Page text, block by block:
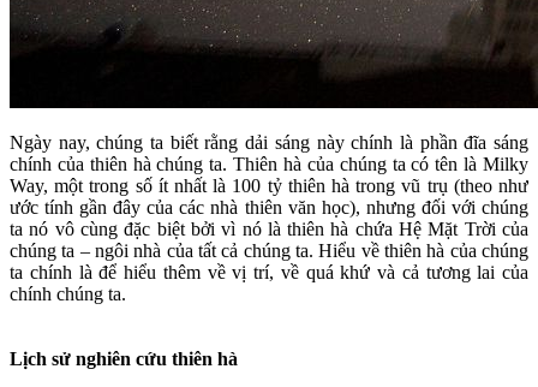
Ngày nay, chúng ta biết rằng dải sáng này chính là phần đĩa sáng
chính của thiên hà chúng ta. Thiên hà của chúng ta có tên là Milky
Way, một trong số ít nhất là 100 tỷ thiên hà trong vũ trụ (theo như
ước tính gần đây của các nhà thiên văn học), nhưng đối với chúng
ta nó vô cùng đặc biệt bởi vì nó là thiên hà chứa Hệ Mặt Trời của
chúng ta – ngôi nhà của tất cả chúng ta. Hiểu về thiên hà của chúng
ta chính là để hiểu thêm về vị trí, về quá khứ và cả tương lai của
chính chúng ta.
Lịch sử nghiên cứu thiên hà